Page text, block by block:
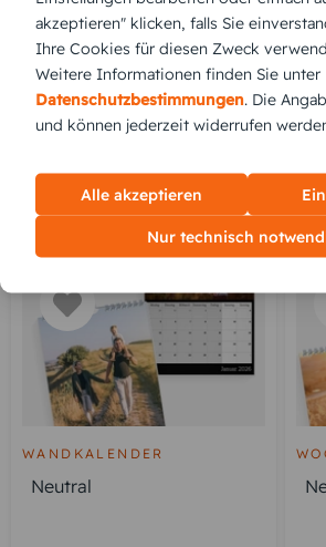
Versand vsl.Montag,
jetzt gestalten
KUNDEN GEFÄLLT
WANDKALENDER
Neutral
akzeptieren" klicken, falls Sie
Ihre Cookies für diesen Zweck
Weitere Informationen finden Sie unter
Datenschutzbestimmungen. Die
und können jederzeit widerrufen
Alle akzeptieren
Nur technisch